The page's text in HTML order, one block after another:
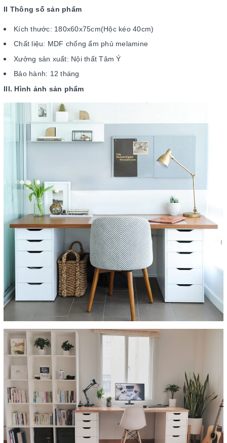
II Thông số sản phẩm
Kích thước: 180x60x75cm(Hộc kéo 40cm)
Chất liệu: MDF chống ẩm phủ melamine
Xưởng sản xuất: Nội thất Tâm Ý
Bảo hành: 12 tháng
III. Hình ảnh sản phẩm